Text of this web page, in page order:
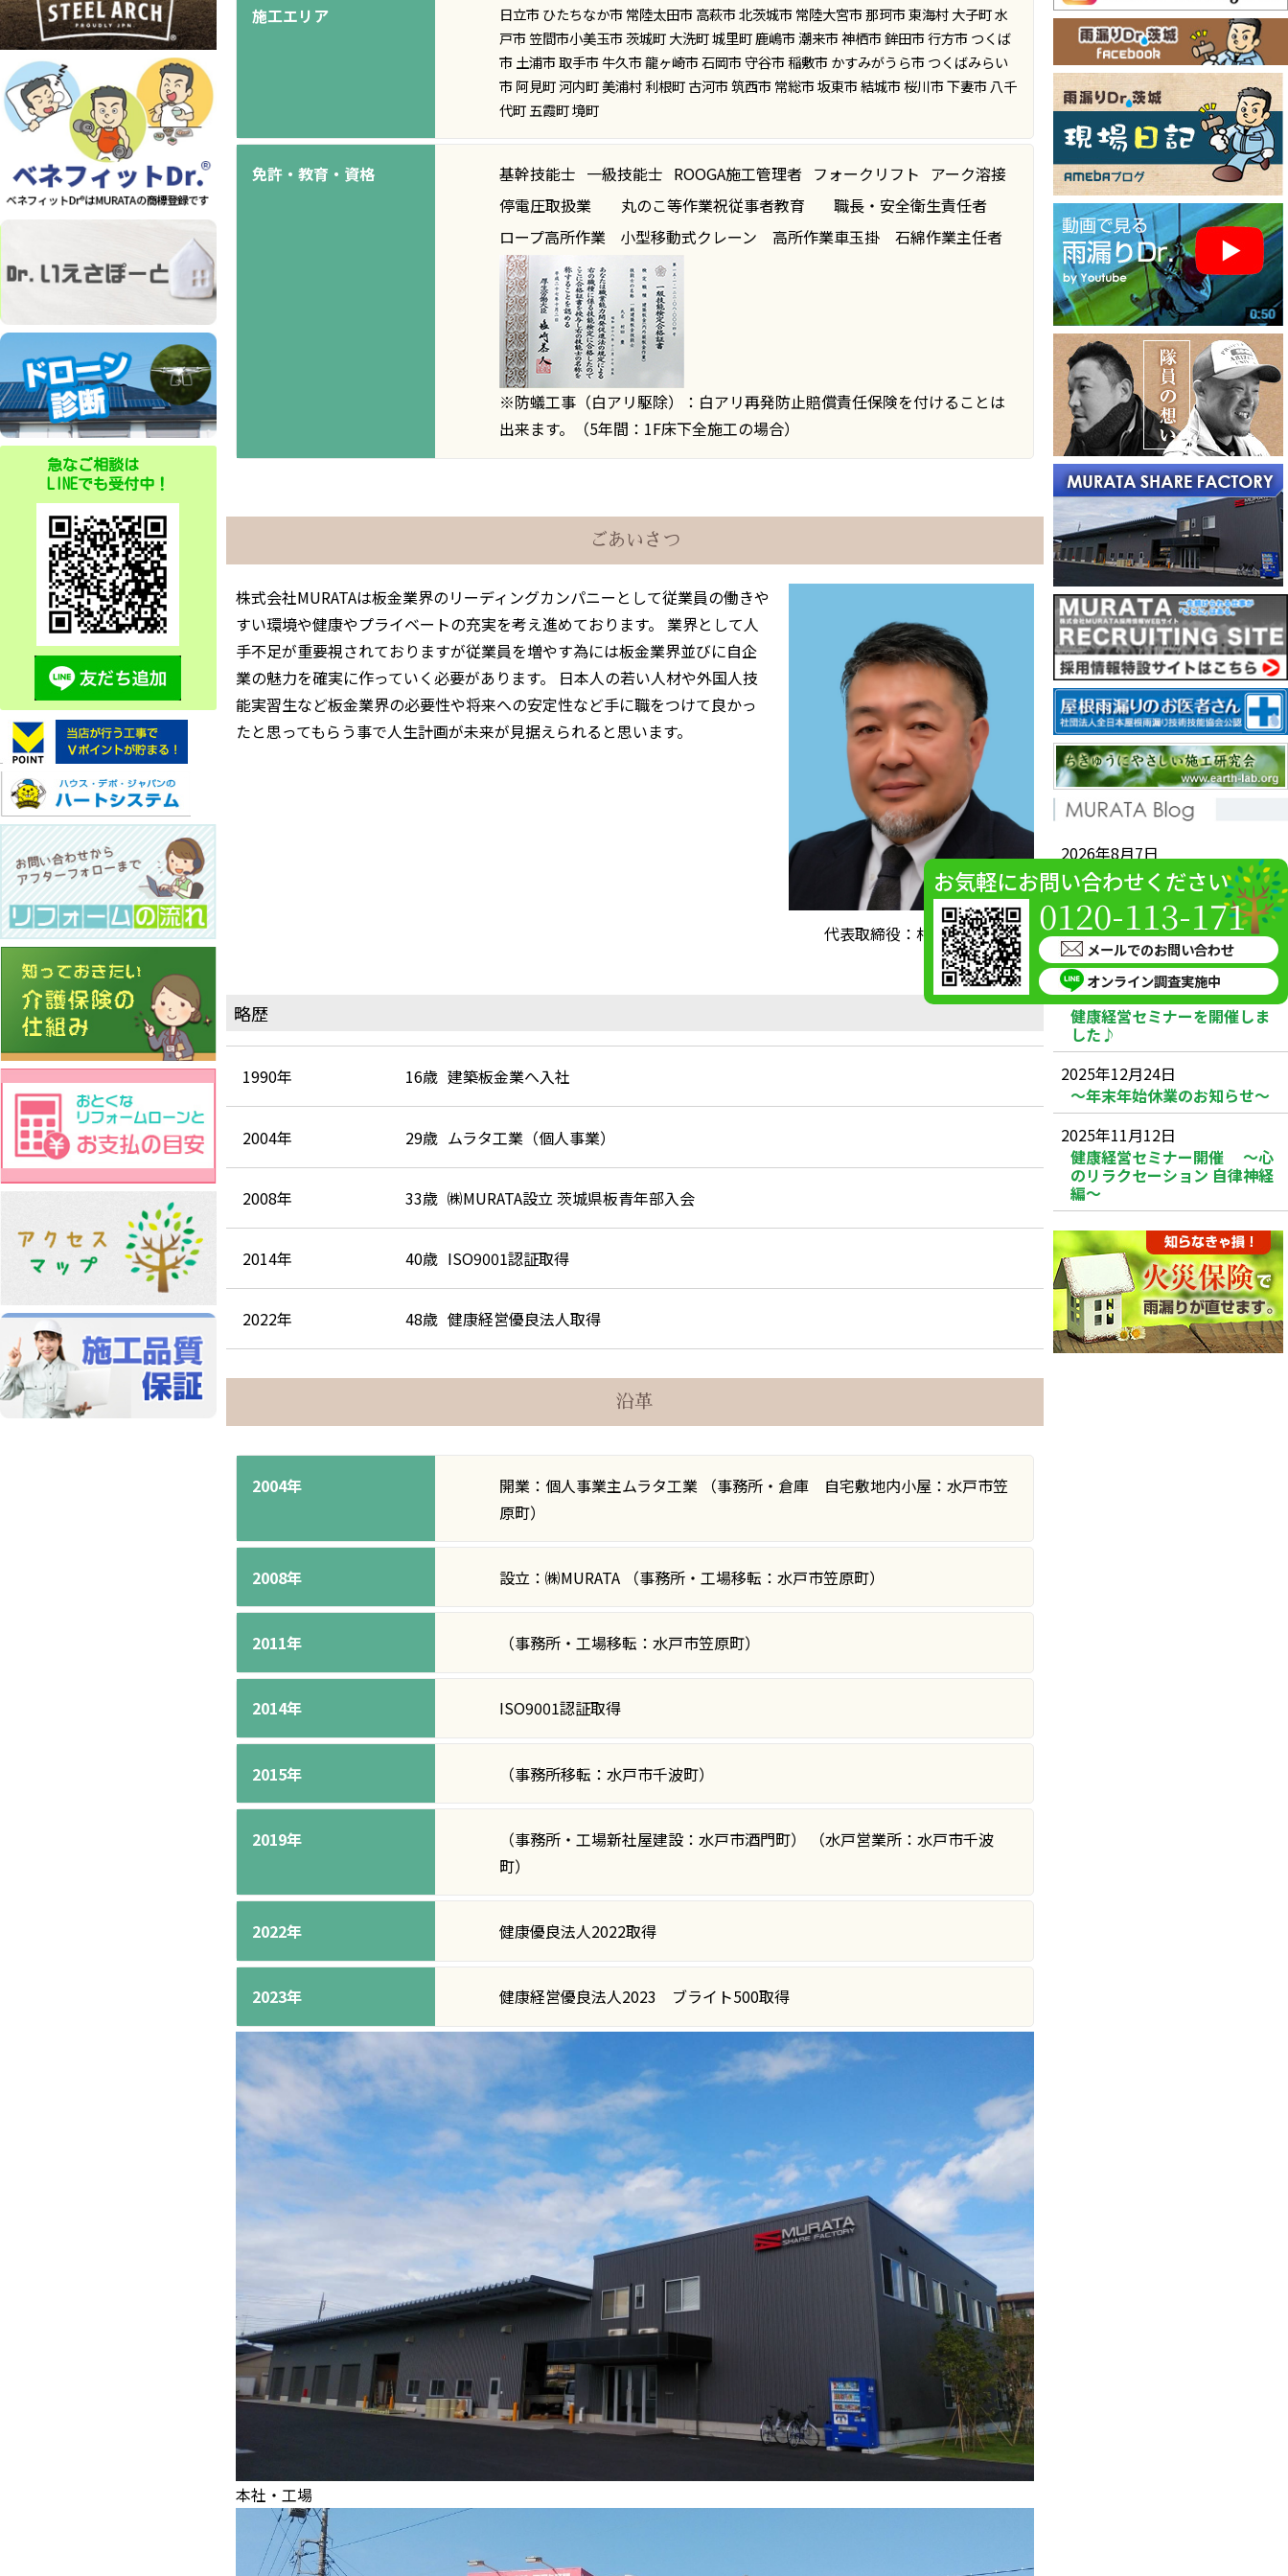
お気軽にお問い合わせください
0120-113-171
メールでのお問い合わせ
オンライン調査実施中
施工エリア
日立市 ひたちなか市 常陸太田市 高萩市 北茨城市 常陸大宮市 那珂市 東海村 大子町 水
戸市 笠間市小美玉市 茨城町 大洗町 城里町 鹿嶋市 潮来市 神栖市 鉾田市 行方市 つくば
市 土浦市 取手市 牛久市 龍ヶ崎市 石岡市 守谷市 稲敷市 かすみがうら市 つくばみらい
市 阿見町 河内町 美浦村 利根町 古河市 筑西市 常総市 坂東市 結城市 桜川市 下妻市 八千
代町 五霞町 境町
免許・教育・資格 基幹技能士 一級技能士 ROOGA施工管理者 フォークリフト アーク溶接
停電圧取扱業
丸のこ等作業祝従事者教育
職長・安全衛生責任者
ロープ高所作業
小型移動式クレーン 高所作業車玉掛 石綿作業主任者
※防蟻工事（白アリ駆除）：白アリ再発防止賠償責任保険を付けることは
出来ます。（5年間：1F床下全施工の場合）
ごあいさつ
代表取締役：村田豊 50歳
株式会社MURATAは板金業界のリーディングカンパニーとして従業員の働きや
すい環境や健康やプライベートの充実を考え進めております。 業界として人
手不足が重要視されておりますが従業員を増やす為には板金業界並びに自企
業の魅力を確実に作っていく必要があります。 日本人の若い人材や外国人技
能実習生など板金業界の必要性や将来への安定性など手に職をつけて良かっ
たと思ってもらう事で人生計画が未来が見据えられると思います。
略歴
1990年 16歳 建築板金業へ入社
2004年 29歳 ムラタ工業（個人事業）
2008年 33歳 ㈱MURATA設立 茨城県板青年部入会
2014年 40歳 ISO9001認証取得
2022年 48歳 健康経営優良法人取得
沿革
2004年
開業：個人事業主ムラタ工業 （事務所・倉庫 自宅敷地内小屋：水戸市笠
原町）
2008年 設立：㈱MURATA （事務所・工場移転：水戸市笠原町）
2011年 （事務所・工場移転：水戸市笠原町）
2014年 ISO9001認証取得
2015年 （事務所移転：水戸市千波町）
2019年
（事務所・工場新社屋建設：水戸市酒門町） （水戸営業所：水戸市千波
町）
2022年 健康優良法人2022取得
2023年 健康経営優良法人2023 ブライト500取得
本社・工場
急なご相談は
LINEでも受付中！
2026年8月7日
～夏季休暇のお知らせ～
2026年6月18日
🏆「DAIDO KENCO AWARD
2026」受賞のご報告
2026年6月3日
健康経営セミナーを開催しま
した♪
2025年12月24日
～年末年始休業のお知らせ～
2025年11月12日
健康経営セミナー開催 ～心
のリラクセーション 自律神経
編～